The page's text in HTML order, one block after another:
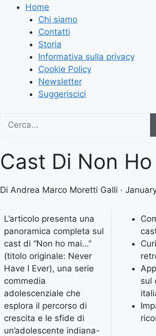
Home
Chi siamo
Contatti
Storia
Informativa sulla privacy
Cookie Policy
Newsletter
Suggeriscici
for:
Cast Di Non
Di Andrea Marco Moretti Galli ·
L’articolo presenta una
panoramica completa sul
cast di “Non ho mai…”
(titolo originale: Never
Have I Ever), una serie
commedia
adolescenziale che
esplora il percorso di
crescita e le sfide di
un’adolescente indiana-
sul